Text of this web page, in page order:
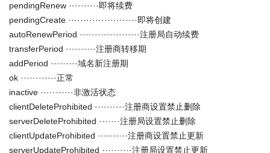
pendingRenew ··········即将续费
pendingCreate ·······················即将创建
autoRenewPeriod ····················注册局自动续费
transferPeriod ··········注册商转移期
addPeriod ·········域名新注册期
ok ············正常
inactive ···········非激活状态
clientDeleteProhibited ··········注册商设置禁止删除
serverDeleteProhibited ·······注册局设置禁止删除
clientUpdateProhibited ··········注册商设置禁止更新
serverUpdateProhibited ··········注册局设置禁止更新